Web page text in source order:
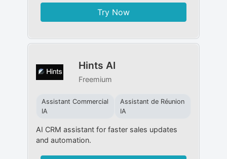
Try Now
Hints AI
Freemium
Assistant Commercial
IA
Assistant de Réunion
IA
AI CRM assistant for faster sales updates
and automation.